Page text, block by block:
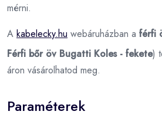
mérni.
A kabelecky.hu webáruházban a férfi
Férfi bőr öv Bugatti Koles - fekete)
áron vásárolhatod meg.
Paraméterek